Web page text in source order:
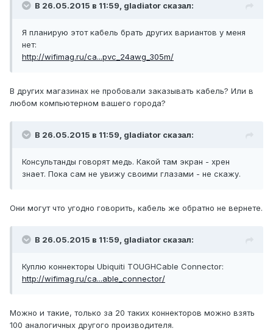
В 26.05.2015 в 11:59, gladiator сказал:
Я планирую этот кабель брать других вариантов у меня
нет:
http://wifimag.ru/ca...pvc_24awg_305m/
В других магазинах не пробовали заказывать кабель? Или в
любом компьютерном вашего города?
В 26.05.2015 в 11:59, gladiator сказал:
Консультанды говорят медь. Какой там экран - хрен
знает. Пока сам не увижу своими глазами - не скажу.
Они могут что угодно говорить, кабель же обратно не вернете.
В 26.05.2015 в 11:59, gladiator сказал:
Куплю коннекторы Ubiquiti TOUGHCable Connector:
http://wifimag.ru/ca...able_connector/
Можно и такие, только за 20 таких коннекторов можно взять
100 аналогичных другого производителя.